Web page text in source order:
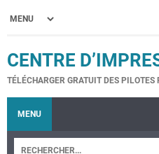
CENTRE
TÉLÉCHARGER GRATUIT DES
MENU